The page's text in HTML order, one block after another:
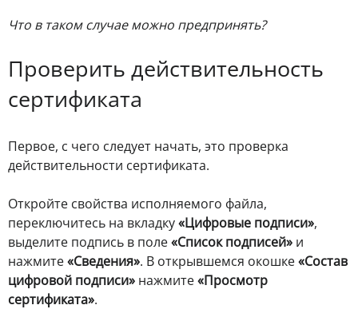
Что в таком случае можно предпринять?
Проверить действительность
сертификата
Первое, с чего следует начать, это проверка
действительности сертификата.
Откройте свойства исполняемого файла,
переключитесь на вкладку«Цифровые подписи»,
выделите подпись в поле«Список подписей» и
нажмите«Сведения». В открывшемся окошке«Состав
цифровой подписи» нажмите«Просмотр
сертификата».